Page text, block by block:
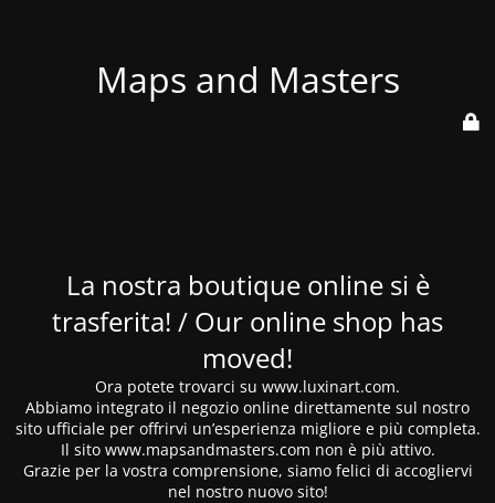
Maps and Masters
La nostra boutique online si è
trasferita! / Our online shop has
moved!
Ora potete trovarci su www.luxinart.com.
Abbiamo integrato il negozio online direttamente sul nostro
sito ufficiale per offrirvi un’esperienza migliore e più completa.
Il sito www.mapsandmasters.com non è più attivo.
Grazie per la vostra comprensione, siamo felici di accogliervi
nel nostro nuovo sito!